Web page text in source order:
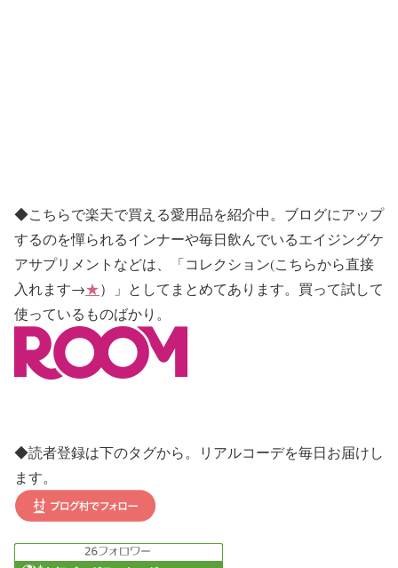
◆こちらで楽天で買える愛用品を紹介中。ブログにアップ
するのを憚られるインナーや毎日飲んでいるエイジングケ
アサプリメントなどは、「コレクション(こちらから直接
入れます→★）」としてまとめてあります。買って試して
使っているものばかり。
◆読者登録は下のタグから。リアルコーデを毎日お届けし
ます。